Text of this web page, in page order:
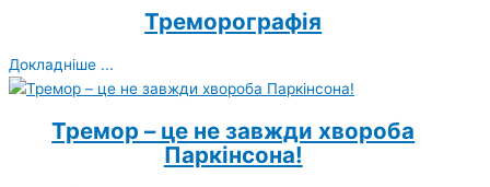
Треморографія
Докладніше ...
Тремор – це не завжди хвороба
Паркінсона!